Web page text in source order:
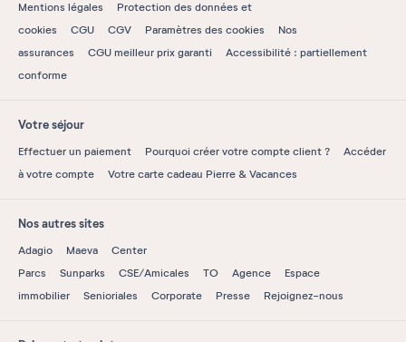
Mentions légales
Protection des données et
cookies
CGU CGV Paramètres des cookies
Nos
assurances
CGU meilleur prix garanti
Accessibilité : partiellement
conforme
Votre séjour
Effectuer un paiement Pourquoi créer votre compte client ?
Accéder
à votre compte
Votre carte cadeau Pierre & Vacances
Nos autres sites
Adagio Maeva
Center
Parcs
Sunparks CSE/Amicales TO Agence
Espace
immobilier
Senioriales Corporate Presse Rejoignez-nous